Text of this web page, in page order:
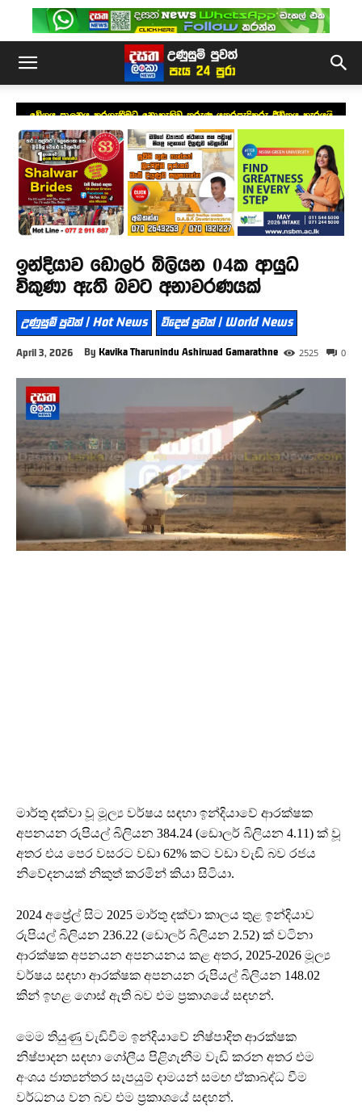
වේගය පාලනය කරගැනීමට නොහැකිව තරුණ යතුරපැදිකරු ජීවිතය හැරයයි
ඉන්දියාව ඩොලර් බිලියන 04ක ආයුධ
විකුණා ඇති බවට අනාවරණයක්
උණුසුම් පුවත් | Hot News විදෙස් පුවත් | World News
April 3, 2026 By Kavika Tharunindu Ashirwad Gamarathne 0
2525
මාර්තු දක්වා වූ මූල්‍ය වර්ෂය සඳහා ඉන්දියාවේ ආරක්ෂක
අපනයන රුපියල් බිලියන 384.24 (ඩොලර් බිලියන 4.11) ක් වූ
අතර එය පෙර වසරට වඩා 62% කට වඩා වැඩි බව රජය
නිවේදනයක් නිකුත් කරමින් කියා සිටියා.
2024 අප්‍රේල් සිට 2025 මාර්තු දක්වා කාලය තුළ ඉන්දියාව
රුපියල් බිලියන 236.22 (ඩොලර් බිලියන 2.52) ක් වටිනා
ආරක්ෂක අපනයන අපනයනය කළ අතර, 2025-2026 මූල්‍ය
වර්ෂය සඳහා ආරක්ෂක අපනයන රුපියල් බිලියන 148.02
කින් ඉහළ ගොස් ඇති බව එම ප්‍රකාශයේ සඳහන්.
මෙම තියුණු වැඩිවීම ඉන්දියාවේ නිෂ්පාදිත ආරක්ෂක
නිෂ්පාදන සඳහා ගෝලීය පිළිගැනීම වැඩි කරන අතර එම
අංශය ජාත්‍යන්තර සැපයුම් දාමයන් සමඟ ඒකාබද්ධ වීම
වර්ධනය වන බව එම ප්‍රකාශයේ සඳහන්.